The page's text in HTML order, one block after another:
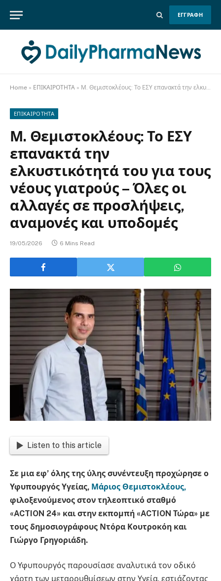
ΕΓΓΡΑΦΗ
Home » ΕΠΙΚΑΙΡΟΤΗΤΑ » Μ. Θεμιστοκλέους: Το ΕΣΥ επανακτά την ελκυστικότητά του για τους νέους γιατρούς – Όλες οι αλλαγές σε προσλήψεις, αναμονές και υποδομές
ΕΠΙΚΑΙΡΟΤΗΤΑ
Μ. Θεμιστοκλέους: Το ΕΣΥ
επανακτά την
ελκυστικότητά του για τους
νέους γιατρούς – Όλες οι
αλλαγές σε προσλήψεις,
αναμονές και υποδομές
19/05/2026 6 Mins Read
Listen to this article
Σε μια εφ’ όλης της ύλης συνέντευξη προχώρησε ο
Υφυπουργός Υγείας, Μάριος Θεμιστοκλέους,
φιλοξενούμενος στον τηλεοπτικό σταθμό
«ACTION 24» και στην εκπομπή «ACTION Τώρα» με
τους δημοσιογράφους Ντόρα Κουτροκόη και
Γιώργο Γρηγοριάδη.
Ο Υφυπουργός παρουσίασε αναλυτικά τον οδικό
χάρτη των μεταρρυθμίσεων στην Υγεία, εστιάζοντας